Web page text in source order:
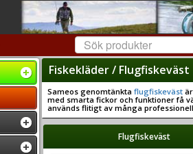
Fiskekläder / Flugfiskeväst
Sameos genomtänkta flugfiskeväst
med smarta fickor och funktioner få
används flitigt av många
Flugfiskeväst